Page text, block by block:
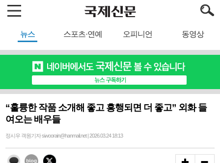
뉴스 스포츠·연예 오피니언 동영상
“훌륭한 작품 소개해 좋고 흥행되면 더 좋고” 외화 들
여오는 배우들
정시우 객원기자 siwoorain@hanmail.net | 2026.03.24 18:13